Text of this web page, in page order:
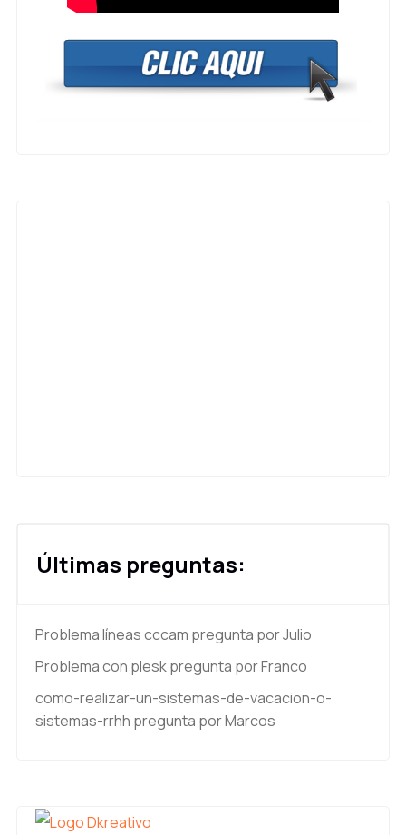
Últimas preguntas:
Problema líneas cccam pregunta por Julio
Problema con pleskpregunta por Franco
como-realizar-un-sistemas-de-vacacion-o-
sistemas-rrhh pregunta por Marcos